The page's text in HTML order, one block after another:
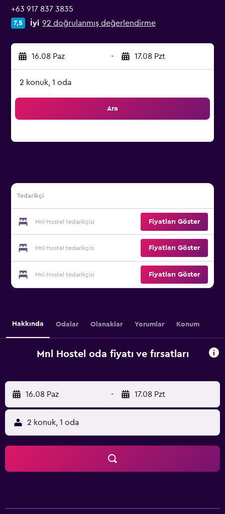
+63 917 837 3835
7,5 İyi 92 doğrulanmış değerlendirme
16.08 Paz - 17.08 Pzt
2 konuk, 1 oda
Ara
Tedarikçi
Mnl Hostel tedarikçisi Fiyatları Göster
Mnl Hostel tedarikçisi Fiyatları Göster
Mnl Hostel tedarikçisi Fiyatları Göster
Hakkında Odalar Olanaklar Yorumlar Konum
Mnl Hostel oda fiyatı ve fırsatları
16.08 Paz - 17.08 Pzt
2 konuk, 1 oda